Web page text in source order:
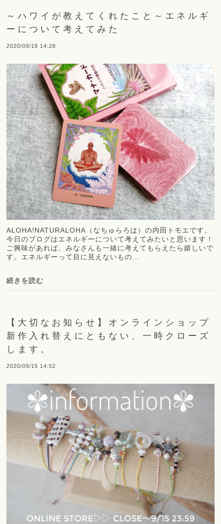
～ハワイが教えてくれたこと～エネルギ
ーについて考えてみた
2020/09/18 14:28
ALOHA!NATURALOHA（なちゅらろは）の内田トモエです。
今日のブログはエネルギーについて考えてみたいと思います！
ご興味があれば、みなさんも一緒に考えてもらえたら嬉しいで
す。エネルギーって目に見えないもの...
続きを読む
【大切なお知らせ】オンラインショップ
新作入れ替えにともない、一時クローズ
します。
2020/09/15 14:52